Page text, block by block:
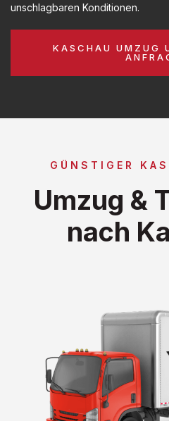
unschlagbaren Konditionen.
KASCHAU UMZUG
GÜNSTIGER
Umzug &
nach